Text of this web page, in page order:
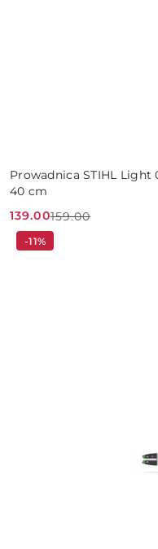
Prowadnica STIHL Light
40 cm
Cena
promocyjna:
139.00
Cena
przed
159.00
-11%